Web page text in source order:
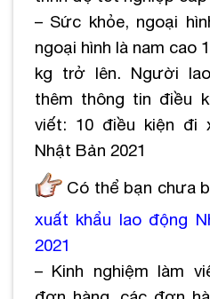
– Sức khỏe, ngoại
ngoại hình là nam cao
kg trở lên. Người
thêm thông tin điều
viết: 10 điều kiện đi
Nhật Bản 2021
Có thể bạn chưa
xuất khẩu lao động
2021
– Kinh nghiệm làm